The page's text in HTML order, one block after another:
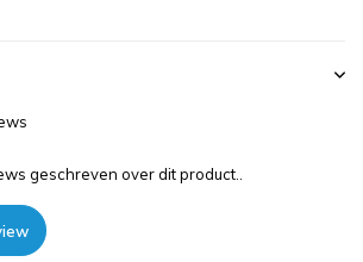
geschreven over dit product..